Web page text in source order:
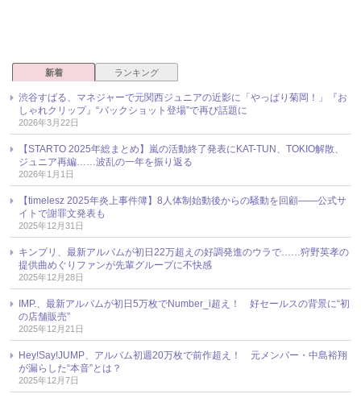
新着 ランキング
渋谷すばる、マネジャーで元関西ジュニアの近影に「やっぱり菊岡！」『お
しゃれクリップ』“バックショット登場”で再び話題に
2026年3月22日
【STARTO 2025年総まとめ】嵐の活動終了発表にKAT-TUN、TOKIO解散、
ジュニア再編……波乱の一年を振り返る
2026年1月1日
【timelesz 2025年炎上事件簿】8人体制始動後からの騒動を回顧――公式サ
イトで謝罪文発表も
2025年12月31日
キンプリ、最新アルバムが初日22万超えの好調発進のウラで……狩野英孝の
提供曲めぐりファンが先輩グループに不快感
2025年12月28日
IMP.、最新アルバムが初日5万枚でNumber_i超え！ 好セールスの背景に“初
の店舗販売”
2025年12月21日
Hey!Say!JUMP、アルバム初週20万枚で前作超え！ 元メンバー・中島裕翔
が漏らした“本音”とは？
2025年12月7日